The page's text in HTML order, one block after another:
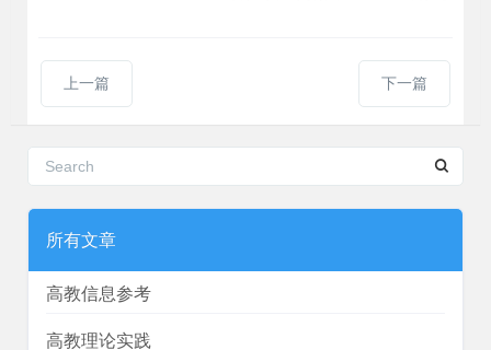
上一篇 下一篇
所有文章
高教信息参考
高教理论实践